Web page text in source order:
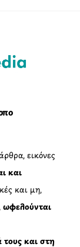
εικόνες
και
και μη,
ωφελούνται
τους και στη